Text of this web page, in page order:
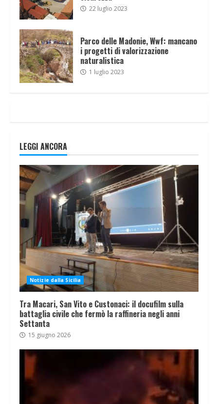
22 luglio 2023
Parco delle Madonie, Wwf: mancano
i progetti di valorizzazione
naturalistica
1 luglio 2023
LEGGI ANCORA
Notizie dalla Sicilia
Tra Macari, San Vito e Custonaci: il docufilm sulla
battaglia civile che fermò la raffineria negli anni
Settanta
15 giugno 2026